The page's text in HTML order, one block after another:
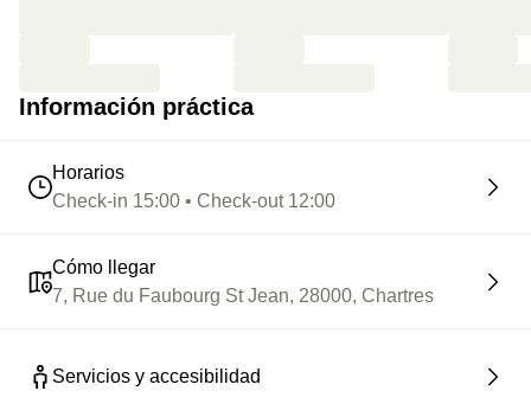
Información práctica
Horarios
Check-in 15:00 • Check-out 12:00
Cómo llegar
7, Rue du Faubourg St Jean, 28000, Chartres
Servicios y accesibilidad